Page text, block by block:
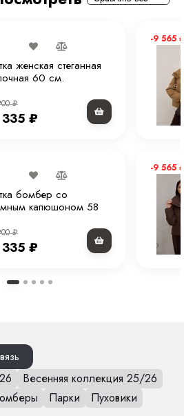
женская стеганная
60 см.
₽
₽
бомбер со
капюшоном 58
₽
₽
-9 565 ₽
-9 565 ₽
Весенняя коллекция 25/26
Парки
Пуховики